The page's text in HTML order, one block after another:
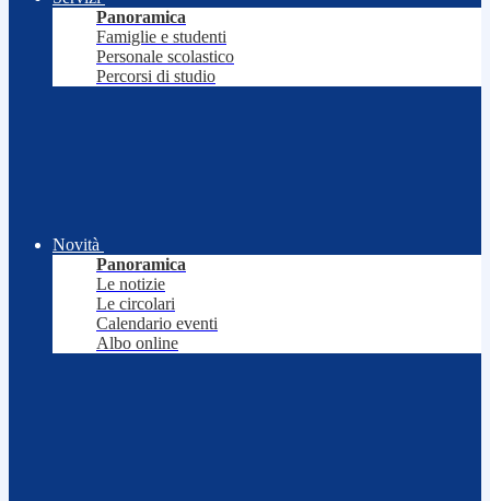
Panoramica
Famiglie e studenti
Personale scolastico
Percorsi di studio
Novità
Panoramica
Le notizie
Le circolari
Calendario eventi
Albo online